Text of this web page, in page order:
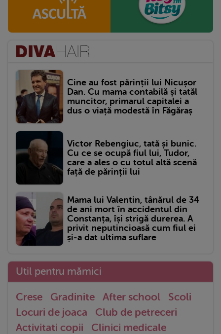
Cine au fost părinții lui Nicușor
Dan. Cu mama contabilă și tatăl
muncitor, primarul capitalei a
dus o viață modestă în Făgăraș
Victor Rebengiuc, tată și bunic.
Cu ce se ocupă fiul lui, Tudor,
care a ales o cu totul altă scenă
față de părinții lui
Mama lui Valentin, tânărul de 34
de ani mort în accidentul din
Constanța, își strigă durerea. A
privit neputincioasă cum fiul ei
și-a dat ultima suflare
Util pentru mămici
Crese Gradinite After school
Scoli
Locuri de joaca
Club de petreceri
Activitati copii
Clinici medicale